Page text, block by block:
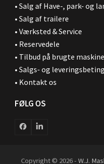
• Salg af Have-, park- og
• Salg af trailere
• Værksted & Service
• Reservedele
• Tilbud på brugte
• Salgs- og
• Kontakt os
FØLG OS
FacebookLinkedIn
Copyright © 2026 - W.J.